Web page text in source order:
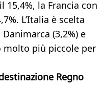
15,4%, la Francia con
L’Italia è scelta
(3,2%) e
molto più piccole per
Regno